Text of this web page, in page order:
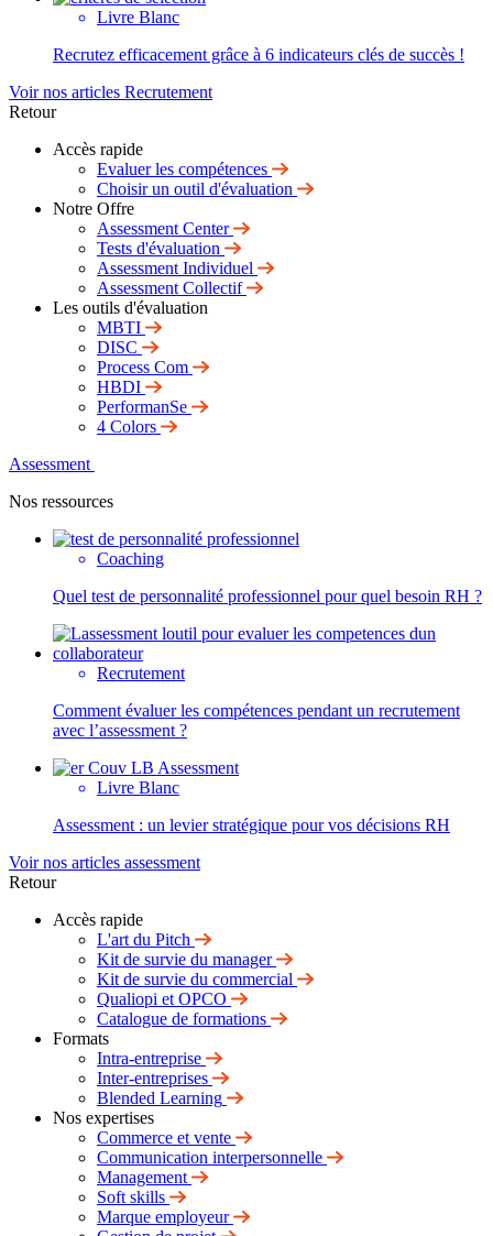
Livre Blanc
Recrutez efficacement grâce à 6 indicateurs clés de succès !
Voir nos articles Recrutement
Retour
Accès rapide
Evaluer les compétences
Choisir un outil d'évaluation
Notre Offre
Assessment Center
Tests d'évaluation
Assessment Individuel
Assessment Collectif
Les outils d'évaluation
MBTI
DISC
Process Com
HBDI
PerformanSe
4 Colors
Assessment
Nos ressources
Coaching
Quel test de personnalité professionnel pour quel besoin RH ?
Recrutement
Comment évaluer les compétences pendant un recrutement
avec l’assessment ?
Livre Blanc
Assessment : un levier stratégique pour vos décisions RH
Voir nos articles assessment
Retour
Accès rapide
L'art du Pitch
Kit de survie du manager
Kit de survie du commercial
Qualiopi et OPCO
Catalogue de formations
Formats
Intra-entreprise
Inter-entreprises
Blended Learning
Nos expertises
Commerce et vente
Communication interpersonnelle
Management
Soft skills
Marque employeur